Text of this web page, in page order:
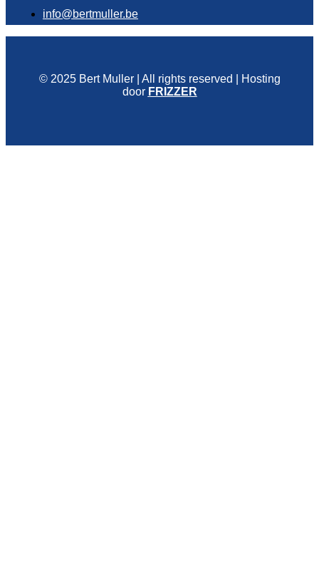
info@bertmuller.be
© 2025 Bert Muller | All rights reserved | Hosting
door FRIZZER